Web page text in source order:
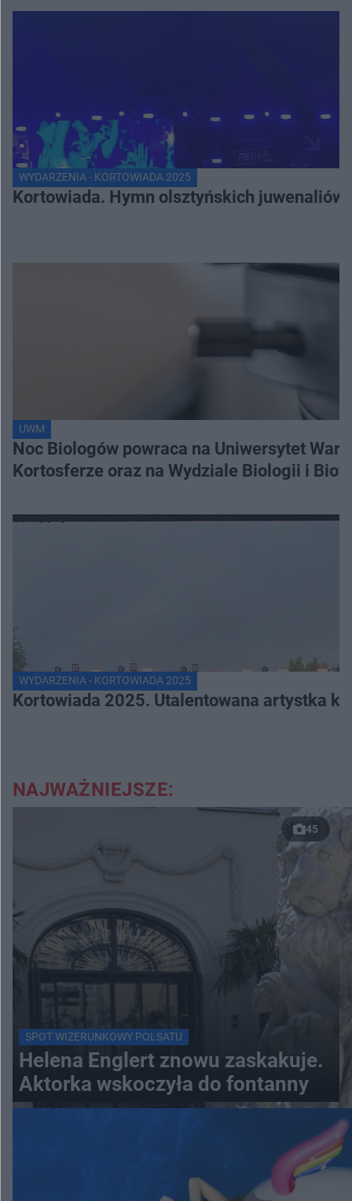
WYDARZENIA - KORTOWIADA 2025
Kortowiada. Hymn olsztyńskich
UWM
Noc Biologów powraca na Uniwersytet
Kortosferze oraz na Wydziale Biologii i
WYDARZENIA - KORTOWIADA 2025
Kortowiada 2025. Utalentowana artystka
NAJWAŻNIEJSZE:
45
SPOT WIZERUNKOWY POLSATU
Helena Englert znowu zaskakuje.
Aktorka wskoczyła do fontanny